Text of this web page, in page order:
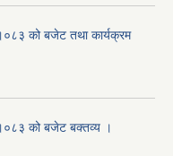
को बजेट तथा कार्यक्रम
को बजेट बक्तव्य ।